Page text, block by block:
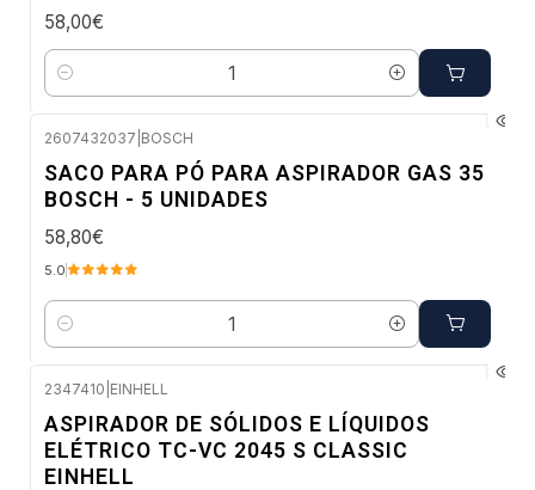
58,00€
Quantidade
2607432037 BOSCH
SACO PARA PÓ PARA ASPIRADOR GAS 35
BOSCH - 5 UNIDADES
58,80€
5.0
Quantidade
2347410 EINHELL
ASPIRADOR DE SÓLIDOS E LÍQUIDOS
ELÉTRICO TC-VC 2045 S CLASSIC
EINHELL